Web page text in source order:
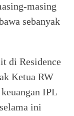
masing
sebanyak
di Residence
Ketua RW
IPL
ini